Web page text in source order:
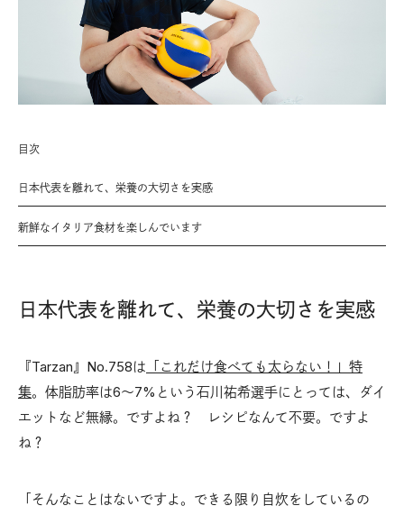
目次
日本代表を離れて、栄養の大切さを実感
新鮮なイタリア食材を楽しんでいます
日本代表を離れて、栄養の大切さを実感
『Tarzan』No.758は 「これだけ食べても太らない！」特
集。体脂肪率は6〜7%という石川祐希選手にとっては、ダイ
エットなど無縁。ですよね？ レシピなんて不要。ですよ
ね？
「そんなことはないですよ。できる限り自炊をしているの